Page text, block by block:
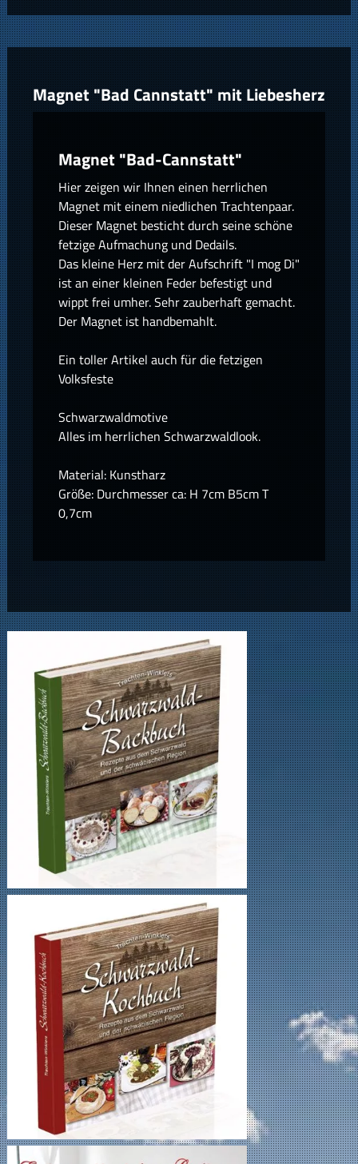
Magnet "Bad Cannstatt" mit Liebesherz
Magnet "Bad-Cannstatt"
Hier zeigen wir Ihnen einen herrlichen
Magnet mit einem niedlichen Trachtenpaar.
Dieser Magnet besticht durch seine schöne
fetzige Aufmachung und Dedails.
Das kleine Herz mit der Aufschrift "I mog Di"
ist an einer kleinen Feder befestigt und
wippt frei umher. Sehr zauberhaft gemacht.
Der Magnet ist handbemahlt.
Ein toller Artikel auch für die fetzigen
Volksfeste
Schwarzwaldmotive
Alles im herrlichen Schwarzwaldlook.
Material: Kunstharz
Größe: Durchmesser ca: H 7cm B5cm T
0,7cm